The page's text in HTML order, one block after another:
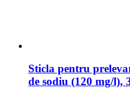
Sticla pentru
de sodiu (120 mg/l),